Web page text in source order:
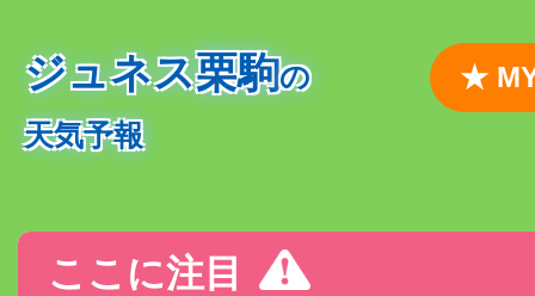
ジュネス栗駒の
天気予報
★
ここに注目